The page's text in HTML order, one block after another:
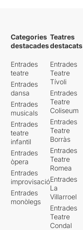
Categories
destacades
Entrades
teatre
Entrades
dansa
Entrades
musicals
Entrades
teatre
infantil
Entrades
òpera
Entrades
improvisació
Entrades
monòlegs
Teatres
destacats
Entrades
Teatre
Tívoli
Entrades
Teatre
Coliseum
Entrades
Teatre
Borràs
Entrades
Teatre
Romea
Entrades
La
Villarroel
Entrades
Teatre
Condal